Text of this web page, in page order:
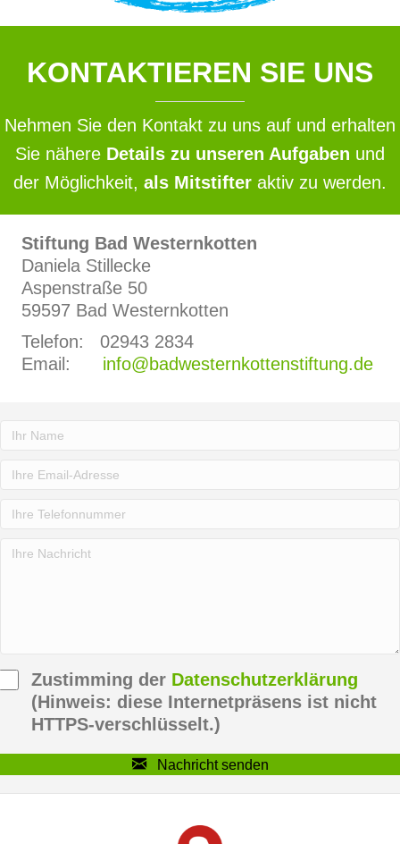
KONTAKTIEREN SIE UNS
Nehmen Sie den Kontakt zu uns auf und erhalten
Sie nähere Details zu unseren Aufgaben und
der Möglichkeit, als Mitstifter aktiv zu werden.
Stiftung Bad Westernkotten
Daniela Stillecke
Aspenstraße 50
59597 Bad Westernkotten
Telefon: 02943 2834
Email: info@badwesternkottenstiftung.de
Zustimming der Datenschutzerklärung
(Hinweis: diese Internetpräsens ist nicht
HTTPS-verschlüsselt.)
Nachricht senden